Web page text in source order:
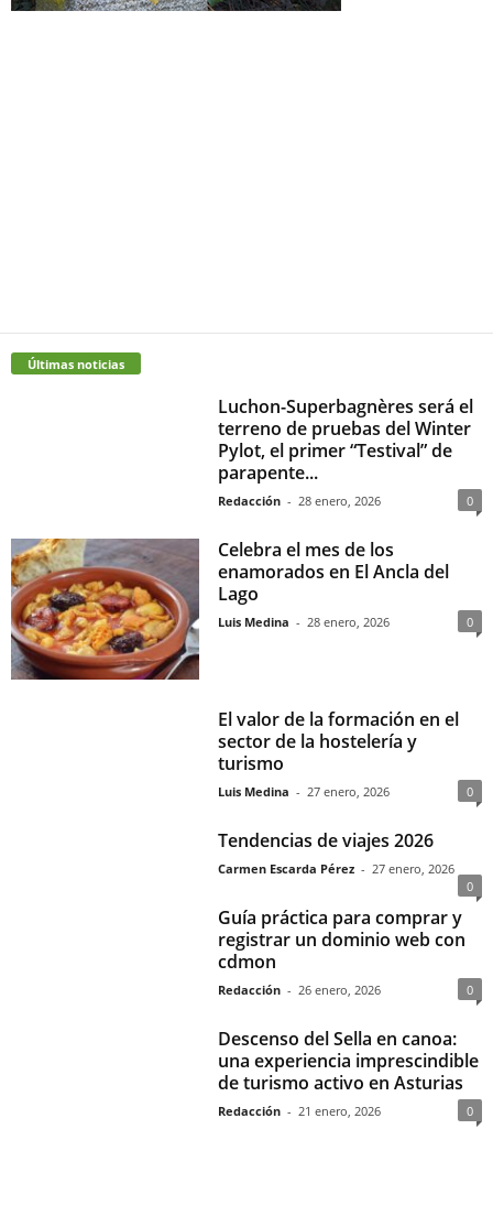
Últimas noticias
Luchon-Superbagnères será el
terreno de pruebas del Winter
Pylot, el primer “Testival” de
parapente...
Redacción - 28 enero, 2026 0
Celebra el mes de los
enamorados en El Ancla del
Lago
Luis Medina - 28 enero, 2026 0
El valor de la formación en el
sector de la hostelería y
turismo
Luis Medina - 27 enero, 2026 0
Tendencias de viajes 2026
Carmen Escarda Pérez - 27 enero, 2026
0
Guía práctica para comprar y
registrar un dominio web con
cdmon
Redacción - 26 enero, 2026 0
Descenso del Sella en canoa:
una experiencia imprescindible
de turismo activo en Asturias
Redacción - 21 enero, 2026 0